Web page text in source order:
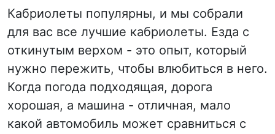
Кабриолеты популярны, и мы собрали
для вас все лучшие кабриолеты. Езда с
откинутым верхом - это опыт, который
нужно пережить, чтобы влюбиться в него.
Когда погода подходящая, дорога
хорошая, а машина - отличная, мало
какой автомобиль может сравниться с